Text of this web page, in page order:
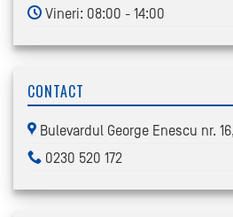
Vineri: 08:00 - 14:00
CONTACT
Bulevardul George Enescu nr.
0230 520 172